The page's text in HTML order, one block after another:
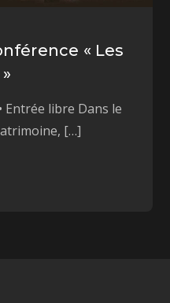
« Les
Entrée libre Dans le
[…]